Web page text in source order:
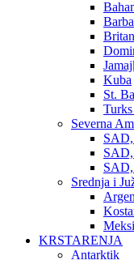
Kuba
St.
Severna
SAD,
SAD,
Srednja i
KRSTARENJA
Antarktik